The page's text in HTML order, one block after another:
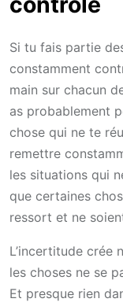
Si tu fais partie
constamment
main sur chacun
as probablement
chose qui ne te
remettre
les situations qui
que certaines
ressort et ne
L’incertitude crée
les choses ne se
Et presque rien